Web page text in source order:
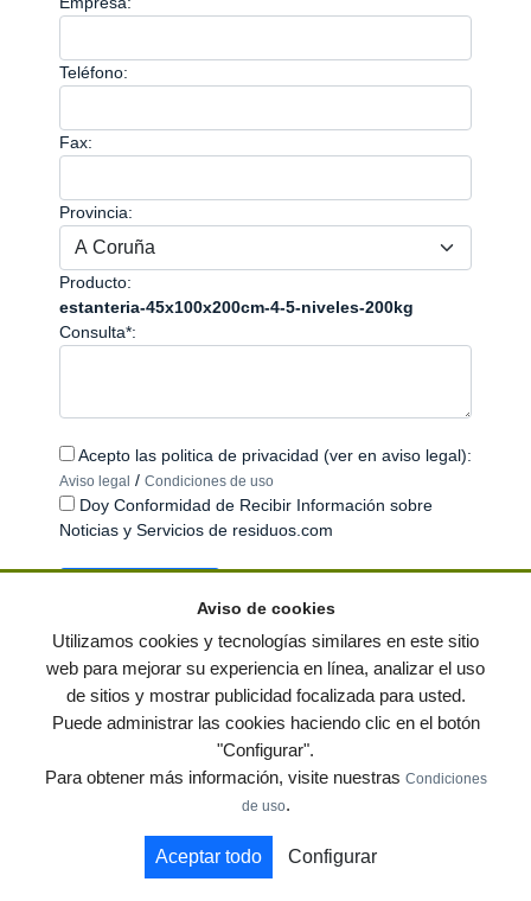
Teléfono:
Fax:
Provincia:
Producto:
estanteria-45x100x200cm-4-5-niveles-200kg
Consulta*:
Acepto las politica de privacidad (ver en aviso legal):
Aviso legal / Condiciones de uso
Doy Conformidad de Recibir Información sobre
Noticias y Servicios de residuos.com
© residuos.com - Todos los derechos reservados Política de privacidad
Condiciones de uso|Contacto|Editores| Mapa web|Preguntas frecuentes
Publica tus anuncios gratis!
Muebles de terraza y jardin Notas de prensa
by
Aviso de cookies
Utilizamos cookies y tecnologías similares en este sitio
web para mejorar su experiencia en línea, analizar el uso
de sitios y mostrar publicidad focalizada para usted.
Puede administrar las cookies haciendo clic en el botón
"Configurar".
Para obtener más información, visite nuestras Condiciones
de uso.
Aceptar todo Configurar